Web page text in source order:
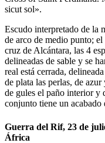
sicut sol».
Escudo interpretado de la
de arco de medio punto;
cruz de Alcántara, las 4
delineadas de sable y se
real está cerrada,
de plata las perlas, de
de gules el paño interior y
conjunto tiene un acabado
Guerra del Rif, 23 de
África